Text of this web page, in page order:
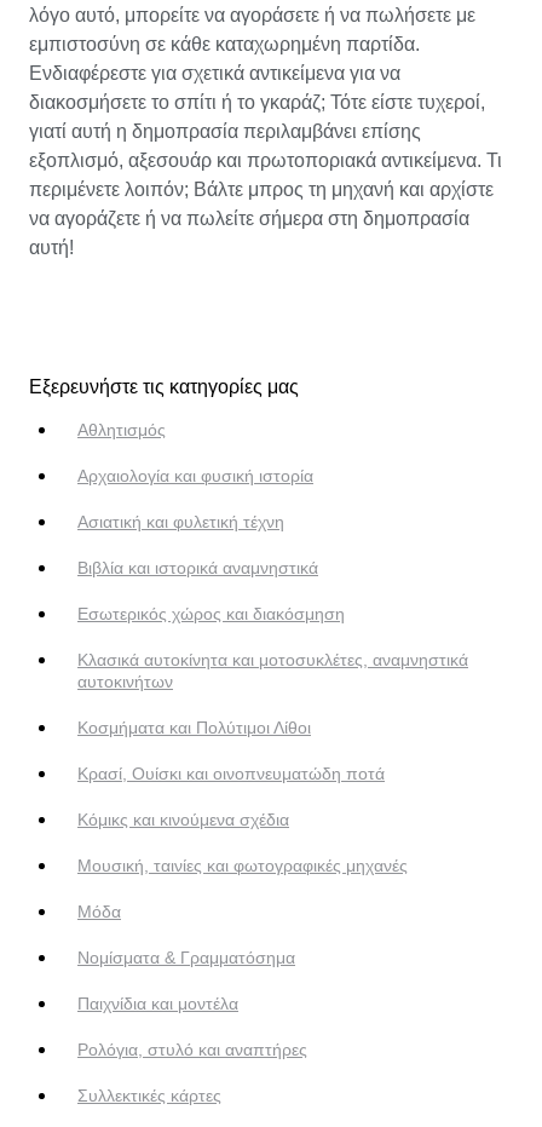
λόγο αυτό, μπορείτε να αγοράσετε ή να πωλήσετε με
εμπιστοσύνη σε κάθε καταχωρημένη παρτίδα.
Ενδιαφέρεστε για σχετικά αντικείμενα για να
διακοσμήσετε το σπίτι ή το γκαράζ; Τότε είστε τυχεροί,
γιατί αυτή η δημοπρασία περιλαμβάνει επίσης
εξοπλισμό, αξεσουάρ και πρωτοποριακά αντικείμενα. Τι
περιμένετε λοιπόν; Βάλτε μπρος τη μηχανή και αρχίστε
να αγοράζετε ή να πωλείτε σήμερα στη δημοπρασία
αυτή!
Εξερευνήστε τις κατηγορίες μας
Αθλητισμός
Αρχαιολογία και φυσική ιστορία
Ασιατική και φυλετική τέχνη
Βιβλία και ιστορικά αναμνηστικά
Εσωτερικός χώρος και διακόσμηση
Κλασικά αυτοκίνητα και μοτοσυκλέτες, αναμνηστικά
αυτοκινήτων
Κοσμήματα και Πολύτιμοι Λίθοι
Κρασί, Ουίσκι και οινοπνευματώδη ποτά
Κόμικς και κινούμενα σχέδια
Μουσική, ταινίες και φωτογραφικές μηχανές
Μόδα
Νομίσματα & Γραμματόσημα
Παιχνίδια και μοντέλα
Ρολόγια, στυλό και αναπτήρες
Συλλεκτικές κάρτες